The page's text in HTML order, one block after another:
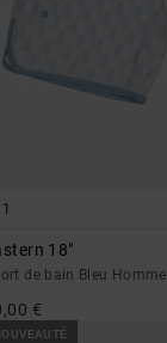
1
18"
de bain Bleu Homme
€